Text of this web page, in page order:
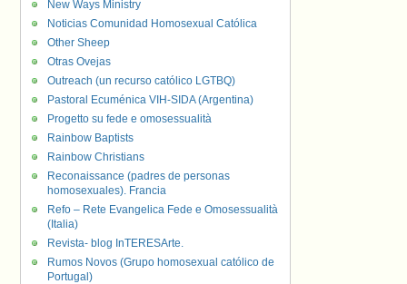
New Ways Ministry
Noticias Comunidad Homosexual Católica
Other Sheep
Otras Ovejas
Outreach (un recurso católico LGTBQ)
Pastoral Ecuménica VIH-SIDA (Argentina)
Progetto su fede e omosessualità
Rainbow Baptists
Rainbow Christians
Reconaissance (padres de personas
homosexuales). Francia
Refo – Rete Evangelica Fede e Omosessualità
(Italia)
Revista- blog InTERESArte.
Rumos Novos (Grupo homosexual católico de
Portugal)